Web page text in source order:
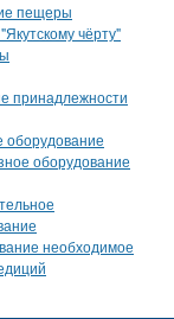
пещеры
чёрту"
принадлежности
оборудование
оборудование
необходимое